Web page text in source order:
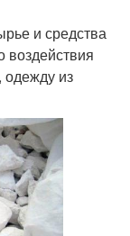
и средства
воздействия
одежду из